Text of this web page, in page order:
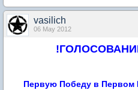
vasilich
06 May 2012
Первую Победу в Первом